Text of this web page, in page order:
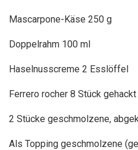
Mascarpone-Käse 250 g
Doppelrahm 100 ml
Haselnusscreme 2 Esslöffel
Ferrero rocher 8 Stück gehackt
2 Stücke geschmolzene,
Als Topping geschmolzene